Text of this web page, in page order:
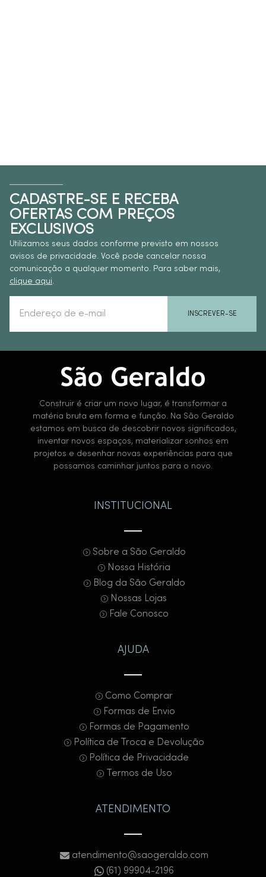
CADASTRE-SE E RECEBA
OFERTAS COM PREÇOS
EXCLUSIVOS
Utilizamos seus dados conforme previsto em nossos
avisos de privacidade. Você pode cancelar nossa
comunicação a qualquer momento. Para saber mais,
clique aqui.
INSCREVER-SE
Construir é criar um novo lugar, é transformar a
matéria bruta em forma e função. Na São Geraldo
estamos em busca de descobrir novos significados,
inventar novos espaços, materializar sonhos em
projetos e desenhar novas experiências para que
possamos caminhar juntos para o novo.
INSTITUCIONAL
Sobre a São Geraldo
Nossa História
Blog da São Geraldo
Nossas Lojas
Fale Conosco
AJUDA
Como Comprar
Formas de Envio
Formas de Pagamento
Política de Troca e Devolução
Política de Privacidade
Termos de Uso
ATENDIMENTO
atendimento@saogeraldo.com
(61) 99904-2196